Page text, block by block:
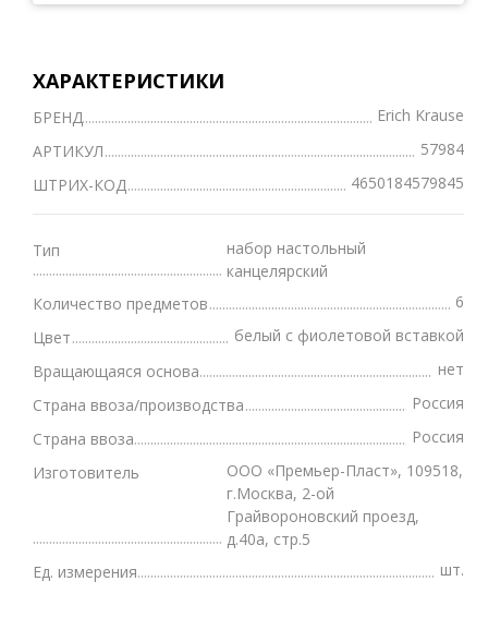
ХАРАКТЕРИСТИКИ
БРЕНД
Erich Krause
АРТИКУЛ
57984
ШТРИХ-КОД
4650184579845
Тип
набор настольный
канцелярский
Количество предметов
6
Цвет
белый с фиолетовой вставкой
Вращающаяся основа
нет
Страна ввоза/производства
Россия
Страна ввоза
Россия
Изготовитель
ООО «Премьер-Пласт», 109518,
г.Москва, 2-ой
Грайвороновский проезд,
д.40а, стр.5
Ед. измерения
шт.